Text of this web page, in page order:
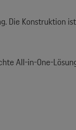
Die Konstruktion
All-in-One-